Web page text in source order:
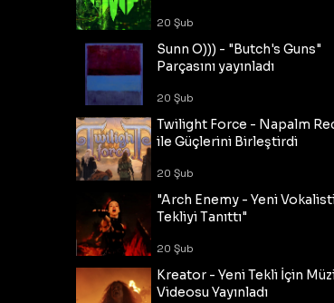
20 Şub
Sunn O))) - "Butch's Guns"
Parçasını yayınladı
20 Şub
Twilight Force - Napalm
ile Güçlerini Birleştirdi
20 Şub
"Arch Enemy - Yeni
Tekliyi Tanıttı"
20 Şub
Kreator - Yeni Tekli İçin
Videosu Yayınladı